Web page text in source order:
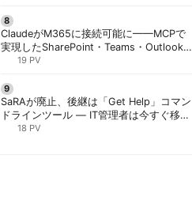
ClaudeがM365に接続可能に——MCPで
実現したSharePoint・Teams・Outlook連
携、セキュリティと実務への影響を読み
19 PV
SaRAが廃止、後継は「Get Help」コマン
ドラインツール — IT管理者は今すぐ移行
計画を | 胡田昌彦
18 PV